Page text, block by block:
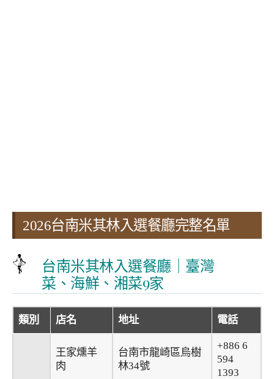
2026台南米其林入選餐廳完整名單
台南米其林入選餐廳｜臺灣
菜、海鮮、湘菜9家
類別 店名 地址 電話
王家燻羊
肉
台南市龍崎區烏樹
林34號
+886 6
594
1393